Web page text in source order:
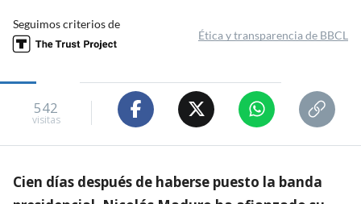
Seguimos criterios de
Ética y transparencia de BBCL
542
visitas
Cien días después de haberse puesto la banda